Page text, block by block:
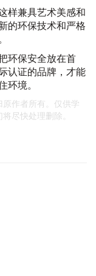
样兼具艺术美感和
的环保技术和严格
环保安全放在首
认证的品牌，才能
环境。
作者所有。仅供学
尽快处理删除。